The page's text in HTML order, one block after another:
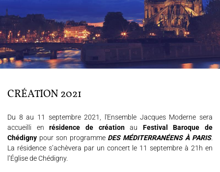
MÉDIATION CULTURELLE
DISCOGRAPHIE
Nous soutenir
Espace Artistes
CRÉATION 2021
Du 8 au 11 septembre 2021, l'Ensemble Jacques Moderne sera
accueilli en résidence de créationau Festival Baroque de
Chédigny pour son programme DES MÉDITERRANÉENS À PARIS.
La résidence s’achèvera par un concert le 11 septembre à 21h en
l’Église de Chédigny.